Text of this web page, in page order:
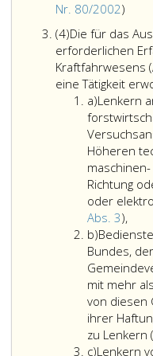
aus
Nr. 80/2002)
3,
Teil
eins,
Nr.
aus
(4)Absatz
4,
Die für das
erforderlichen
Kraftfahrwesens
eine Tätigkeit
a)Litera
a
Lenkern
Höheren
Richtung
oder
Abs. 3),
an
einer
land-
und
oder
b)Litera
b
Bundes,
mit mehr
von diesen
ihrer
zu Lenkern (
c)Litera
Lenkern